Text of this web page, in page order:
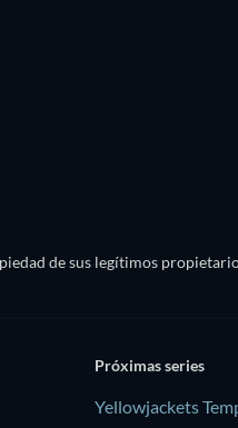
de sus legítimos
Próximas series
Yellowjackets